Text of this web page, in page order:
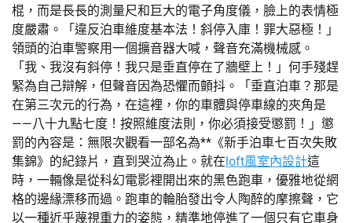
棍，而是長長的測量尺和巨大的電子角度儀，臉上的表情極
度嚴肅。「違反泊車維度基本法！斜停入庫！罪大惡極！」
領頭的泊車警察用一個擴音器大喊，聲音充滿機械感。
「我、我沒有斜停！我只是垂直停在了牆壁上！」何手殘趕
緊為自己辯解，但聲音因為恐懼而顫抖。「垂直泊車？那是
在第三次元的行為，在這裡，你的車體與停車線的夾角是
——八十九點七度！按照維度法則，你必須接受懲罰！」懲
罰的內容是：無限次觀看一部名為**《新手泊車七百次失敗
集錦》的紀錄片，直到哭泣為止。就在loft風室內設計這
時，一輛像是從科幻電影裡開出來的黑色跑車，優雅地從網
格的邊緣漂移而過。跑車的輪胎發出令人陶醉的摩擦聲，它
以一種近乎蔑視重力的姿態，精準地停進了一個只有它車身